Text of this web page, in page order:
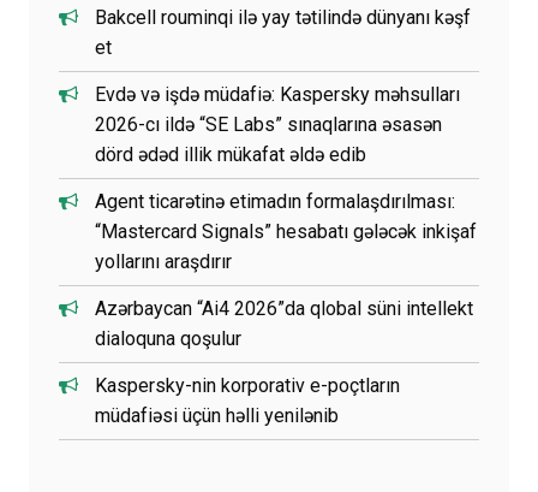
Bakcell rouminqi ilə yay tətilində dünyanı kəşf
et
Evdə və işdə müdafiə: Kaspersky məhsulları
2026-cı ildə “SE Labs” sınaqlarına əsasən
dörd ədəd illik mükafat əldə edib
Agent ticarətinə etimadın formalaşdırılması:
“Mastercard Signals” hesabatı gələcək inkişaf
yollarını araşdırır
Azərbaycan “Ai4 2026”da qlobal süni intellekt
dialoquna qoşulur
Kaspersky-nin korporativ e-poçtların
müdafiəsi üçün həlli yenilənib